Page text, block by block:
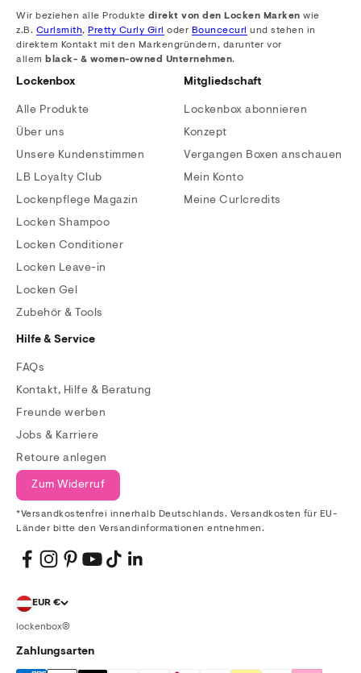
Wir beziehen alle Produkte direkt von den Locken Marken wie
z.B. Curlsmith, Pretty Curly Girl oder Bouncecurl und stehen in
direktem Kontakt mit den Markengründern, darunter vor
allem black- & women-owned Unternehmen.
Lockenbox
Alle Produkte
Über uns
Unsere Kundenstimmen
LB Loyalty Club
Lockenpflege Magazin
Locken Shampoo
Locken Conditioner
Locken Leave-in
Locken Gel
Zubehör & Tools
Mitgliedschaft
Lockenbox abonnieren
Konzept
Vergangen Boxen anschauen
Mein Konto
Meine Curlcredits
Hilfe & Service
FAQs
Kontakt, Hilfe & Beratung
Freunde werben
Jobs & Karriere
Retoure anlegen
Zum Widerruf
*Versandkostenfrei innerhalb Deutschlands. Versandkosten für EU-
Länder bitte den Versandinformationen entnehmen.
EUR €
lockenbox®
Zahlungsarten